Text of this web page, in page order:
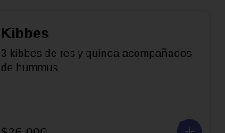
Kibbes
3 kibbes de res y quinoa acompañados
de hummus.